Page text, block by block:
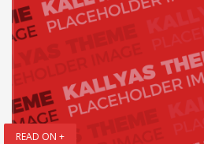
READ ON +